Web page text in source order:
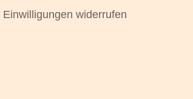
Einwilligungen widerrufen